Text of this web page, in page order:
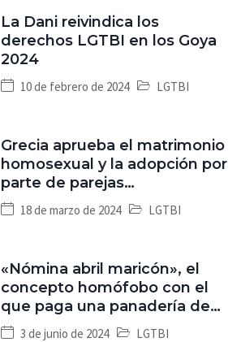
La Dani reivindica los
derechos LGTBI en los Goya
2024
10 de febrero de 2024 LGTBI
Grecia aprueba el matrimonio
homosexual y la adopción por
parte de parejas
homosexuales
18 de marzo de 2024 LGTBI
«Nómina abril maricón», el
concepto homófobo con el
que paga una panadería de
Málaga a un trabajador
3 de junio de 2024 LGTBI